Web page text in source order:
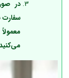
در
سفارت